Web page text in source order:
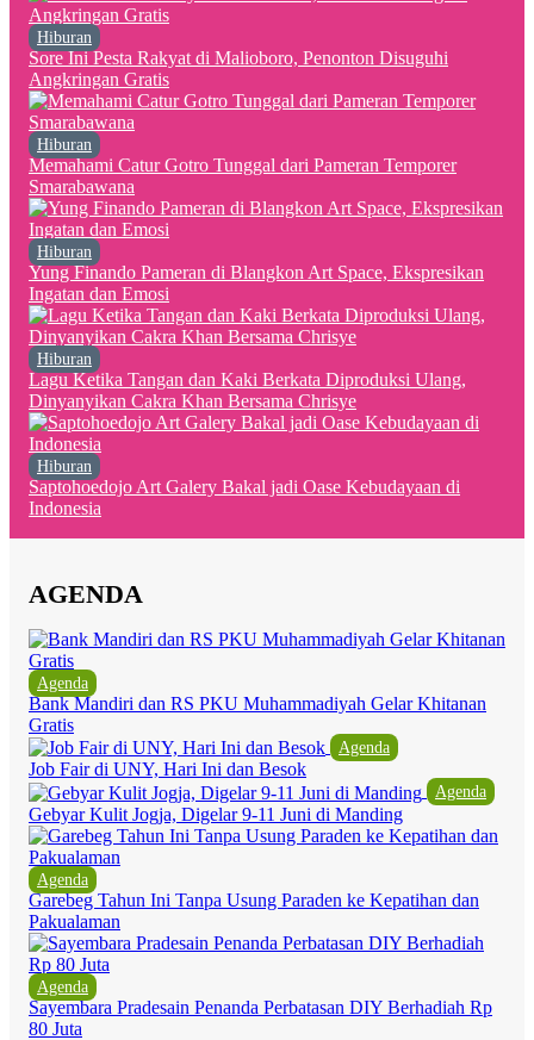
Hiburan
Sore Ini Pesta Rakyat di Malioboro, Penonton Disuguhi
Angkringan Gratis
Hiburan
Memahami Catur Gotro Tunggal dari Pameran Temporer
Smarabawana
Hiburan
Yung Finando Pameran di Blangkon Art Space, Ekspresikan
Ingatan dan Emosi
Hiburan
Lagu Ketika Tangan dan Kaki Berkata Diproduksi Ulang,
Dinyanyikan Cakra Khan Bersama Chrisye
Hiburan
Saptohoedojo Art Galery Bakal jadi Oase Kebudayaan di
Indonesia
AGENDA
Agenda
Bank Mandiri dan RS PKU Muhammadiyah Gelar Khitanan
Gratis
Agenda
Job Fair di UNY, Hari Ini dan Besok
Agenda
Gebyar Kulit Jogja, Digelar 9-11 Juni di Manding
Agenda
Garebeg Tahun Ini Tanpa Usung Paraden ke Kepatihan dan
Pakualaman
Agenda
Sayembara Pradesain Penanda Perbatasan DIY Berhadiah Rp
80 Juta